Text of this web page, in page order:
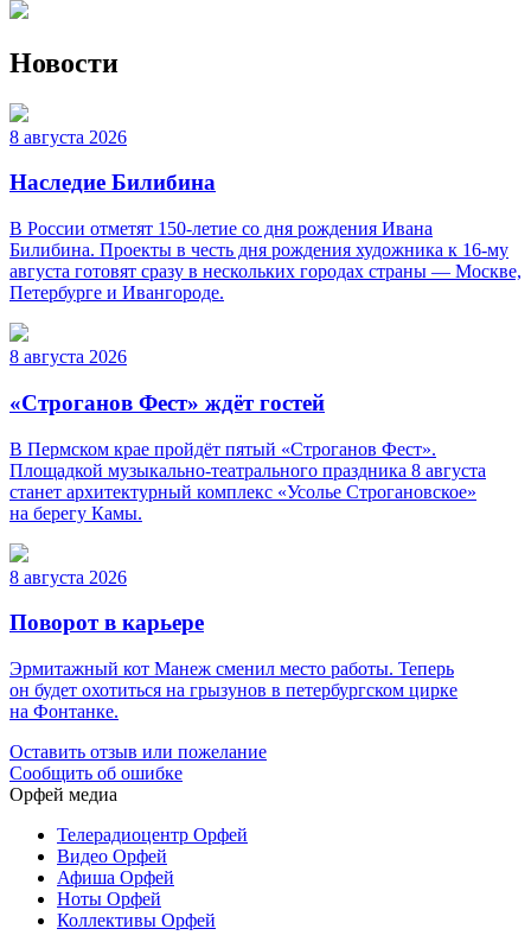
Новости
8 августа 2026
Наследие Билибина
В России отметят 150-летие со дня рождения Ивана
Билибина. Проекты в честь дня рождения художника к 16-му
августа готовят сразу в нескольких городах страны — Москве,
Петербурге и Ивангороде.
8 августа 2026
«Строганов Фест» ждёт гостей
В Пермском крае пройдёт пятый «Строганов Фест».
Площадкой музыкально-театрального праздника 8 августа
станет архитектурный комплекс «Усолье Строгановское»
на берегу Камы.
8 августа 2026
Поворот в карьере
Эрмитажный кот Манеж сменил место работы. Теперь
он будет охотиться на грызунов в петербургском цирке
на Фонтанке.
Оставить отзыв или пожелание
Сообщить об ошибке
Орфей медиа
Телерадиоцентр Орфей
Видео Орфей
Афиша Орфей
Ноты Орфей
Коллективы Орфей